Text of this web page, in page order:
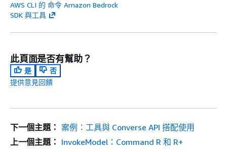
AWS CLI 的 命令 Amazon Bedrock
SDK 與工具
此頁面是否有幫助？
是
否
提供意見回饋
下一個主題： 案例：工具與 Converse API 搭配使用
上一個主題： InvokeModel：Command R 和 R+